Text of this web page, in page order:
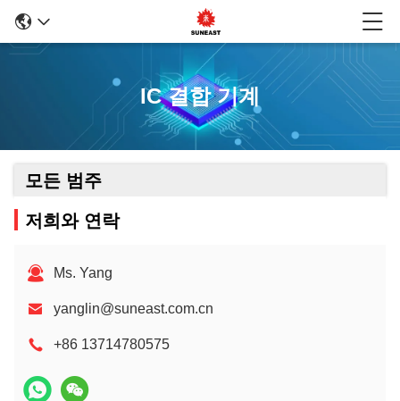
IC 결합 기계
모든 범주
저희와 연락
Ms. Yang
yanglin@suneast.com.cn
+86 13714780575